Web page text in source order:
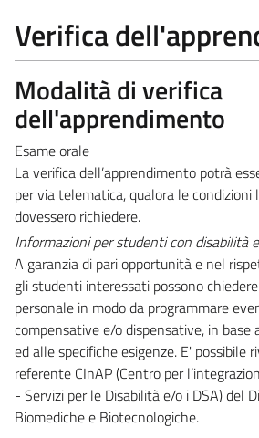
Verifica
Modalità di verifica
dell'apprendimento
Esame orale
La verifica dell’apprendimento potrà
per via telematica, qualora le condizioni
dovessero richiedere.
Informazioni per studenti con disabilità
A garanzia di pari opportunità e nel
gli studenti interessati possono
personale in modo da programmare
compensative e/o dispensative, in
ed alle specifiche esigenze. E' possibile
referente CInAP (Centro per
- Servizi per le Disabilità e/o i DSA) del
Biomediche e Biotecnologiche.